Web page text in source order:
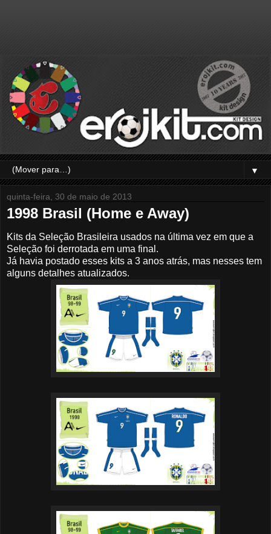
▼
quinta-feira, 30 de maio de 2013
1998 Brasil (Home e Away)
Kits da Seleção Brasileira usados na última vez em que a
Seleção foi derrotada em uma final.
Já havia postado esses kits a 3 anos atrás, mas nesses tem
alguns detalhes atualizados.